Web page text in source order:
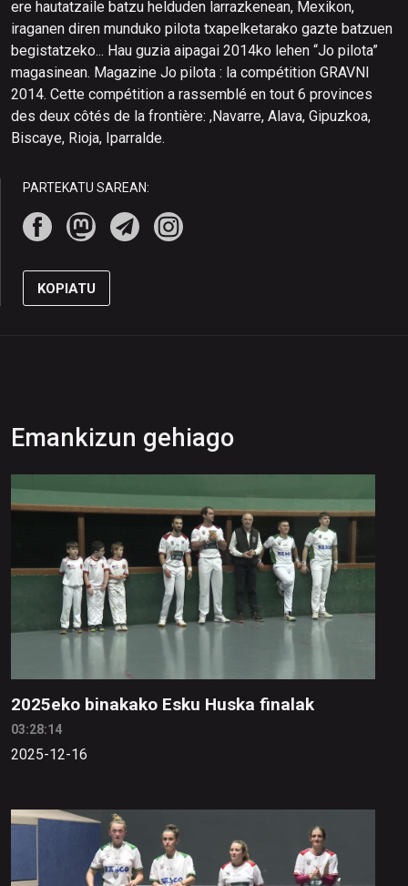
ere hautatzaile batzu helduden larrazkenean, Mexikon,
iraganen diren munduko pilota txapelketarako gazte batzuen
begistatzeko... Hau guzia aipagai 2014ko lehen “Jo pilota”
magasinean. Magazine Jo pilota : la compétition GRAVNI
2014. Cette compétition a rassemblé en tout 6 provinces
des deux côtés de la frontière: ,Navarre, Alava, Gipuzkoa,
Biscaye, Rioja, Iparralde.
PARTEKATU SAREAN:
KOPIATU
Emankizun gehiago
2025eko binakako Esku Huska finalak
03:28:14
2025-12-16